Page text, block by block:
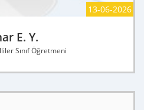
13-06-2026
E. Y.
Sınıf Öğretmeni